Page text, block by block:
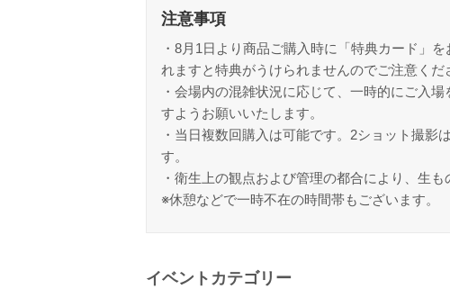
注意事項
・8月1日より商品ご購入時に「特典カード」
れますと特典がうけられませんのでご注意くだ
・会場内の混雑状況に応じて、一時的にご入
すようお願いいたします。
・当日複数回購入は可能です。2ショット撮
す。
・衛生上の観点および管理の都合により、生
※休憩などで一時不在の時間帯もございます。
イベントカテゴリー